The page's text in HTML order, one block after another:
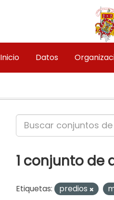
Inicio Datos
1 conjunto de
Etiquetas: predios